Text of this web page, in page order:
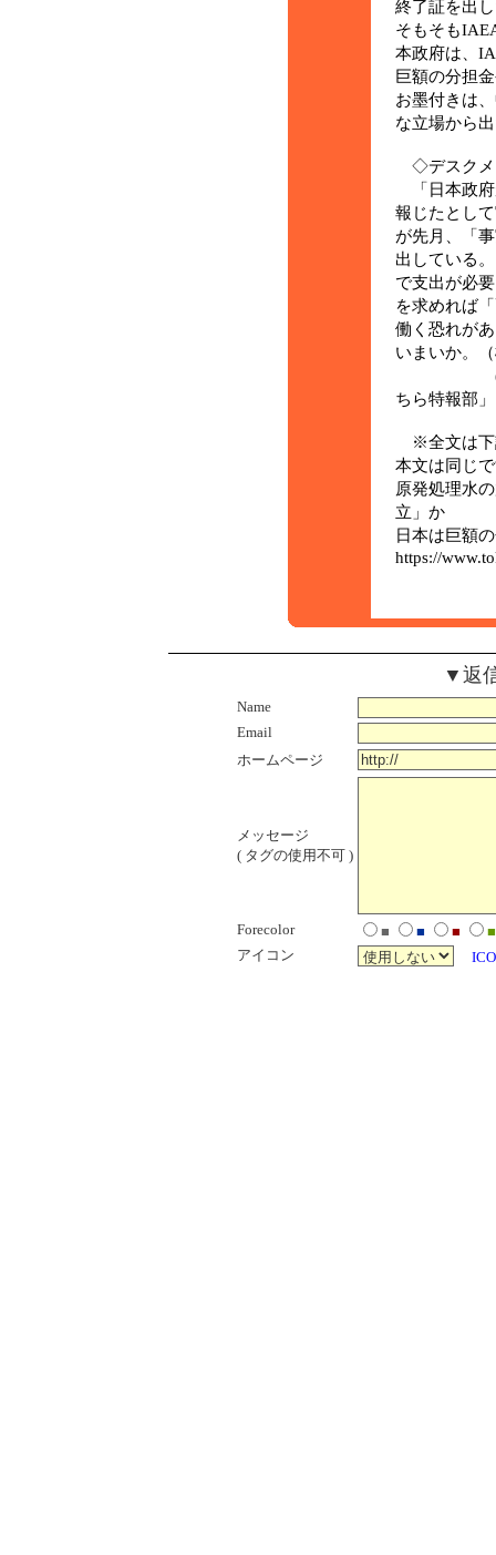
終了証を出
そもそも
本政府は、
巨額の分担
お墨付きは
な立場から
◇デスクメ
「日本政府
報じたとし
が先月、「
出している
で支出が必
を求めれば
働く恐れが
いまいか。
(7月8日
ちら特報部
※全文は下
本文は同じ
原発処理水
立」か
日本は巨額
https://
▼返
Name
Email
ホームページ
メッセージ
( タグの使用不可 )
Forecolor ■ ■ ■
■
アイコン